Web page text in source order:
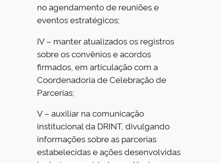
no agendamento de reuniões e
eventos estratégicos;
IV – manter atualizados os registros
sobre os convênios e acordos
firmados, em articulação com a
Coordenadoria de Celebração de
Parcerias;
V – auxiliar na comunicação
institucional da DRINT, divulgando
informações sobre as parcerias
estabelecidas e ações desenvolvidas